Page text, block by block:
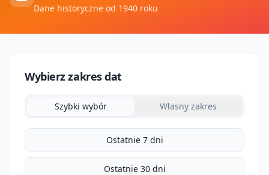
Dane historyczne od 1940 roku
Wybierz zakres dat
Szybki wybór Własny zakres
Ostatnie 7 dni
Ostatnie 30 dni